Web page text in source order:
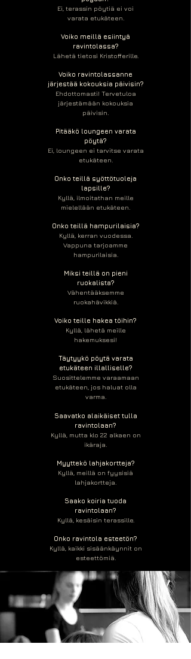
Ei, terassin pöytiä ei voi
varata etukäteen.
Voiko meillä esiintyä
ravintolassa?
Lähetä tietosi Kristofferille.
Voiko ravintolassanne
järjestää kokouksia päivisin?
Ehdottomasti! Tervetuloa
järjestämään kokouksia
päivisin.
Pitääkö loungeen varata
pöytä?
Ei, loungeen ei tarvitse varata
etukäteen.
Onko teillä syöttötuoleja
lapsille?
Kyllä, ilmoitathan meille
mielellään etukäteen.
Onko teillä hampurilaisia?
Kyllä, kerran vuodessa.
Vappuna tarjoamme
hampurilaisia.
Miksi teillä on pieni
ruokalista?
Vähentääksemme
ruokahävikkiä.
Voiko teille hakea töihin?
Kyllä, lähetä meille
hakemuksesi!
Täytyykö pöytä varata
etukäteen illalliselle?
Suosittelemme varaamaan
etukäteen, jos haluat olla
varma.
Saavatko alaikäiset tulla
ravintolaan?
Kyllä, mutta klo 22 alkaen on
ikäraja.
Myyttekö lahjakortteja?
Kyllä, meillä on fyysisiä
lahjakortteja.
Saako koiria tuoda
ravintolaan?
Kyllä, kesäisin terassille.
Onko ravintola esteetön?
Kyllä, kaikki sisäänkäynnit on
esteettömiä.